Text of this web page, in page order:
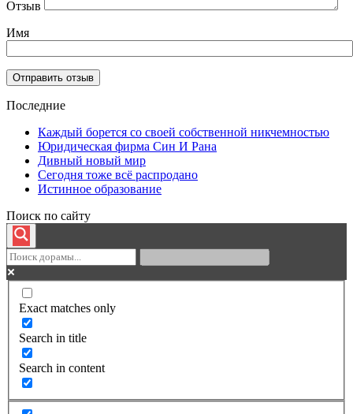
Отзыв
Имя
Последние
Каждый борется со своей собственной никчемностью
Юридическая фирма Син И Рана
Дивный новый мир
Сегодня тоже всё распродано
Истинное образование
Поиск по сайту
Exact matches only
Search in title
Search in content